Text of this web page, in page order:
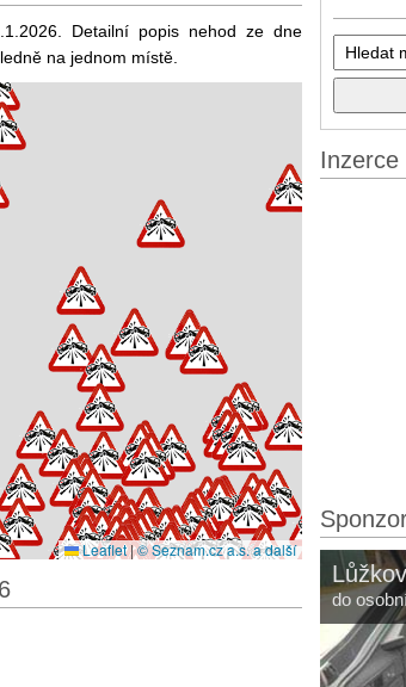
Detailní popis nehod ze dne
na jednom místě.
Leaflet|© Seznam.cz a.s. a další
Inzerce
do